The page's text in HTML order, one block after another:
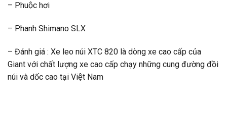
– Phuộc hơi
– Phanh Shimano SLX
– Đánh giá : Xe leo núi XTC 820 là dòng xe cao cấp của
Giant với chất lượng xe cao cấp chạy những cung đường đồi
núi và dốc cao tại Việt Nam